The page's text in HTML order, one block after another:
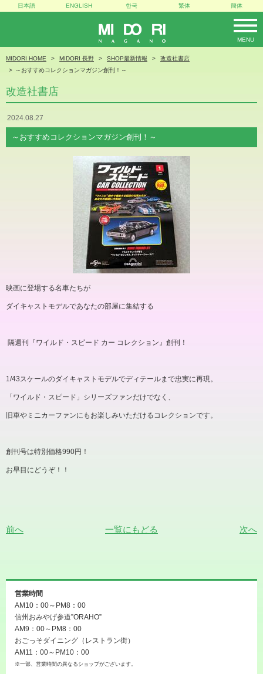
MIDORI
MENU
日本語 ENGLISH 한국 繁体 簡体
MIDORI HOME MIDORI 長野 SHOP最新情報
改造社書店
～おすすめコレクションマガジン創刊！～
改造社書店
2024.08.27
～おすすめコレクションマガジン創刊！～
映画に登場する名車たちが
ダイキャストモデルであなたの部屋に集結する
隔週刊『ワイルド・スピード カー コレクション』創刊！
1/43スケールのダイキャストモデルでディテールまで忠実に再現。
「ワイルド・スピード」シリーズファンだけでなく、
旧車やミニカーファンにもお楽しみいただけるコレクションです。
創刊号は特別価格990円！
お早目にどうぞ！！
前へ 一覧にもどる 次へ
営業時間
AM10：00～PM8：00
信州おみやげ参道”ORAHO”
AM9：00～PM8：00
おごっそダイニング（レストラン街）
AM11：00～PM10：00
※一部、営業時間の異なるショップがございます。